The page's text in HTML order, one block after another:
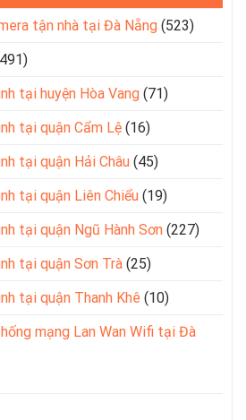
tận nhà tại Đà Nẵng (523)
tại huyện Hòa Vang (71)
tại quận Cẩm Lệ (16)
tại quận Hải Châu (45)
tại quận Liên Chiểu (19)
tại quận Ngũ Hành Sơn (227)
tại quận Sơn Trà (25)
tại quận Thanh Khê (10)
mạng Lan Wan Wifi tại Đà